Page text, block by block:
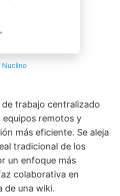
Nuclino
trabajo centralizado
equipos remotos y
más eficiente. Se aleja
tradicional de los
un enfoque más
colaborativa en
de una wiki.